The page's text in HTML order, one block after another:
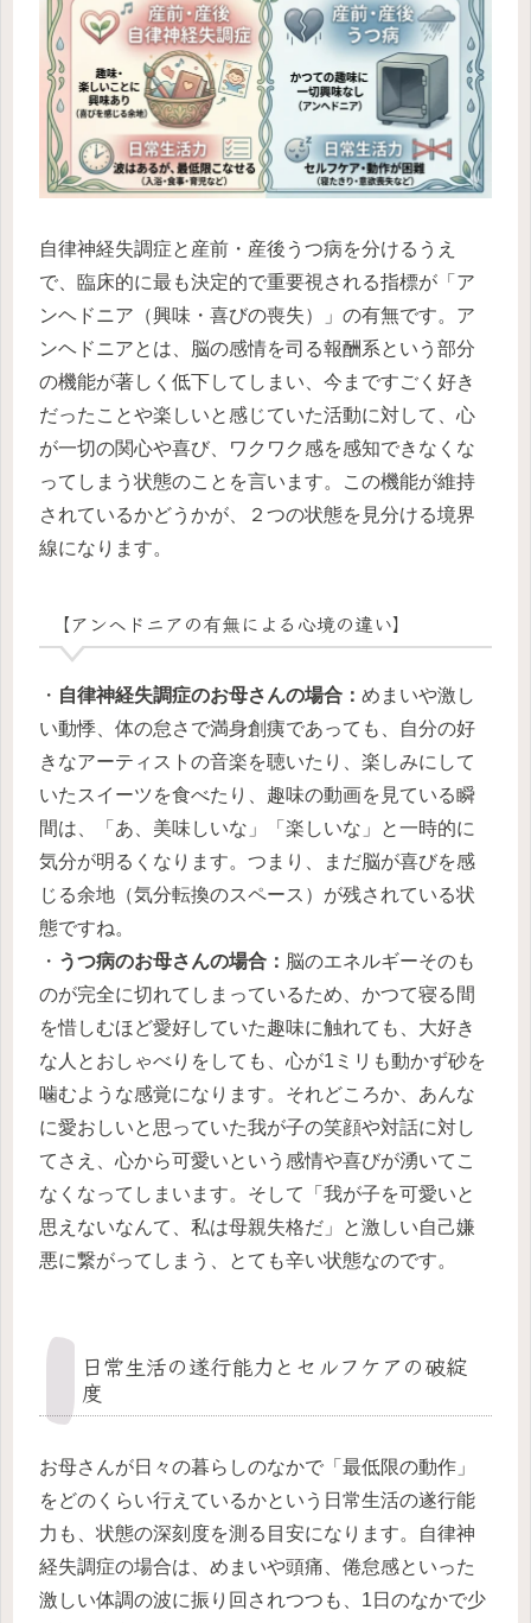
自律神経失調症と産前・産後うつ病を分けるうえ
で、臨床的に最も決定的で重要視される指標が「ア
ンヘドニア（興味・喜びの喪失）」の有無です。ア
ンヘドニアとは、脳の感情を司る報酬系という部分
の機能が著しく低下してしまい、今まですごく好き
だったことや楽しいと感じていた活動に対して、心
が一切の関心や喜び、ワクワク感を感知できなくな
ってしまう状態のことを言います。この機能が維持
されているかどうかが、２つの状態を見分ける境界
線になります。
【アンヘドニアの有無による心境の違い】
・ 自律神経失調症のお母さんの場合： めまいや激し
い動悸、体の怠さで満身創痍であっても、自分の好
きなアーティストの音楽を聴いたり、楽しみにして
いたスイーツを食べたり、趣味の動画を見ている瞬
間は、「あ、美味しいな」「楽しいな」と一時的に
気分が明るくなります。つまり、まだ脳が喜びを感
じる余地（気分転換のスペース）が残されている状
態ですね。
・ うつ病のお母さんの場合： 脳のエネルギーそのも
のが完全に切れてしまっているため、かつて寝る間
を惜しむほど愛好していた趣味に触れても、大好き
な人とおしゃべりをしても、心が1ミリも動かず砂を
噛むような感覚になります。それどころか、あんな
に愛おしいと思っていた我が子の笑顔や対話に対し
てさえ、心から可愛いという感情や喜びが湧いてこ
なくなってしまいます。そして「我が子を可愛いと
思えないなんて、私は母親失格だ」と激しい自己嫌
悪に繋がってしまう、とても辛い状態なのです。
日常生活の遂行能力とセルフケアの破綻
度
お母さんが日々の暮らしのなかで「最低限の動作」
をどのくらい行えているかという日常生活の遂行能
力も、状態の深刻度を測る目安になります。自律神
経失調症の場合は、めまいや頭痛、倦怠感といった
激しい体調の波に振り回されつつも、1日のなかで少